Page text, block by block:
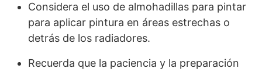
Considera el uso de almohadillas para pintar
para aplicar pintura en áreas estrechas o
detrás de los radiadores.
Recuerda que la paciencia y la preparación